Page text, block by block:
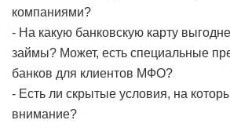
компаниями?
- На какую банковскую карту
займы? Может, есть специальные
банков для клиентов МФО?
- Есть ли скрытые условия, на
внимание?